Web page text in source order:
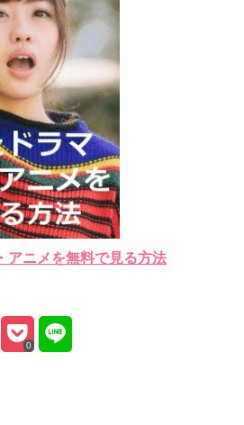
アニメを無料で見る方法
0